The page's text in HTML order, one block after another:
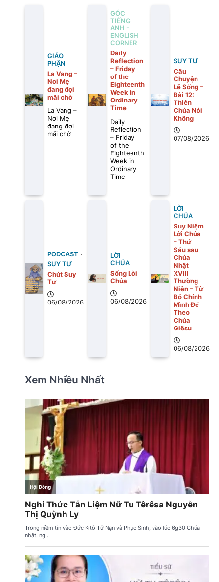
GIÁO
PHẬN
La Vang –
Nơi Mẹ
đang đợi
mãi chờ
La Vang –
Nơi Mẹ
đang đợi
mãi chờ
GÓC
TIẾNG
ANH -
ENGLISH
CORNER
Daily
Reflection
– Friday
of the
Eighteenth
Week in
Ordinary
Time
Daily
Reflection
– Friday
of the
Eighteenth
Week in
Ordinary
Time
SUY TƯ
Câu
Chuyện
Lẽ Sống –
Bài 12:
Thiên
Chúa Nói
Không
07/08/2026
PODCAST
SUY TƯ
Chút Suy
Tư
06/08/2026
LỜI
CHÚA
Sống Lời
Chúa
06/08/2026
LỜI
CHÚA
Suy Niệm
Lời Chúa
– Thứ
Sáu sau
Chúa
Nhật
XVIII
Thường
Niên – Từ
Bỏ Chính
Mình Để
Theo
Chúa
Giêsu
06/08/2026
Xem Nhiều Nhất